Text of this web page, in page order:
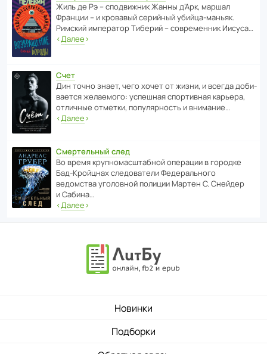
Жиль де Рэ – спод­ви­жник Жанны д’Арк, маршал
Франции – и кровавый серийный убийца-маньяк.
Римский импе­ратор Тиберий – совре­менник Иисуса…
‹Далее›
Счет
Дин точно знает, чего хочет от жизни, и всегда доби­
ва­ется жела­е­мого: успе­шная спор­ти­вная карьера,
отли­чные отметки, попу­ля­р­ность и внимание…
‹Далее›
Смертельный след
Во время круп­но­мас­ш­та­бной операции в городке
Бад‑Крой­цнах следо­ва­тели Феде­раль­ного
ведомства уголо­вной полиции Мартен С. Снейдер
и Сабина…
‹Далее›
Новинки
Подборки